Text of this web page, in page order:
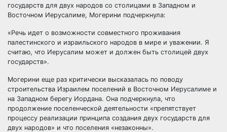
государств для двух народов со столицами в Западном и
Восточном Иерусалиме, Могерини подчеркнула:
«Речь идет о возможности совместного проживания
палестинского и израильского народов в мире и уважении. Я
считаю, что Иерусалим может и должен быть столицей двух
государств».
Могерини еще раз критически высказалась по поводу
строительства Израилем поселений в Восточном Иерусалиме и
на Западном берегу Иордана. Она подчеркнула, что
продолжение поселенческой деятельности «препятствует
процессу реализации принципа создания двух государств для
двух народов» и что поселения «незаконны».